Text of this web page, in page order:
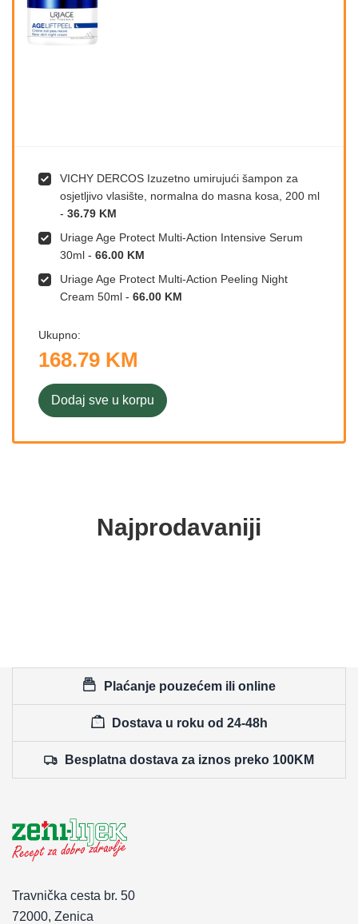
VICHY DERCOS Izuzetno umirujući šampon za
osjetljivo vlasište, normalna do masna kosa, 200 ml
- 36.79 KM
Uriage Age Protect Multi-Action Intensive Serum
30ml - 66.00 KM
Uriage Age Protect Multi-Action Peeling Night
Cream 50ml - 66.00 KM
Ukupno:
168.79 KM
Dodaj sve u korpu
Najprodavaniji
Plaćanje pouzećem ili online
Dostava u roku od 24-48h
Besplatna dostava za iznos preko 100KM
Travnička cesta br. 50
72000, Zenica